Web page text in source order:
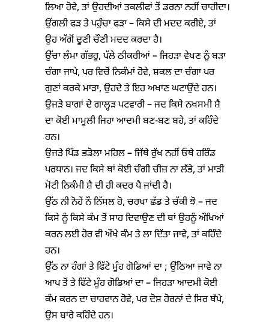
ਲਿਆ ਹੋਵੇ, ਤਾਂ ਉਹਦੀਆਂ ਤਕਲੀਫਾਂ ਤੋਂ ਡਰਨਾ ਨਹੀਂ ਚਾਹੀਦਾ।
ਉਂਗਲੀ ਫੜ ਤੇ ਪਹੁੰਚਾ ਫੜਾ – ਕਿਸੇ ਦੀ ਮਦਦ ਕਰੀਏ, ਤਾਂ
ਉਹ ਅੱਗੋਂ ਦੂਣੀ ਚੌਣੀ ਮਦਦ ਕਰਦਾ ਹੈ।
ਉੱਚਾ ਲੰਮਾ ਗੱਭਰੂ, ਪੱਲੇ ਠੀਕਰੀਆਂ – ਜਿਹੜਾ ਵੇਖਣ ਨੂੰ ਬੜਾ
ਚੰਗਾ ਜਾਪੇ, ਪਰ ਵਿਚੋਂ ਨਿਕੰਮਾਂ ਹੋਵੇ, ਸ਼ਕਲ ਦਾ ਚੰਗਾ ਪਰ
ਗੁਣਾਂ ਕਰਕੇ ਮਾੜਾ, ਉਹਦੇ ਤੇ ਇਹ ਅਖਾਣ ਘਟਾਉਂਦੇ ਹਨ।
ਉਜੜੇ ਬਾਗਾਂ ਦੇ ਗਾਲ੍ਹੜ ਪਟਵਾਰੀ – ਜਦ ਕਿਸੇ ਨਖਸਮੀ ਸ਼ੈ
ਦਾ ਕੋਈ ਮਾਮੂਲੀ ਜਿਹਾ ਆਦਮੀ ਬਣ-ਬਣ ਬਹੇ, ਤਾਂ ਕਹਿੰਦੇ
ਹਨ।
ਉਜੜੇ ਪਿੰਡ ਭਡੋਲਾ ਮਹਿਲ – ਜਿੱਥੇ ਰੁੱਖ ਨਹੀਂ ਓਥੇ ਹਰਿੰਡ
ਪਰਧਾਨ। ਜਦ ਕਿਸੇ ਥਾਂ ਕੋਈ ਚੰਗੀ ਚੀਜ਼ ਨਾ ਲੱਭੇ, ਤਾਂ ਮਾੜੀ
ਮੋਟੀ ਨਿਕੰਮੀ ਸ਼ੈ ਦੀ ਹੀ ਕਦਰ ਪੈ ਜਾਂਦੀ ਹੈ।
ਉੱਠ ਨੀ ਨੋਹੇਂ ਨੌ ਨਿੱਸਲ ਹੋ, ਚਰਖਾ ਛੱਡ ਤੇ ਚੱਕੀ ਝੋ – ਜਦ
ਕਿਸੇ ਨੂੰ ਕਿਸੇ ਕੰਮ ਤੋਂ ਸਾਹ ਦਿਵਾਉਣ ਦੀ ਥਾਂ ਉਹਨੂੰ ਔਖਿਆਂ
ਕਰਨ ਲਈ ਹੋਰ ਵੀ ਔਖੇ ਕੰਮ ਤੇ ਲਾ ਦਿੱਤਾ ਜਾਵੇ, ਤਾਂ ਕਹਿੰਦੇ
ਹਨ।
ਉੱਠ ਨਾ ਹੰਗਾਂ ਤੇ ਫਿੱਟੇ ਮੂੰਹ ਗੋਡਿਆਂ ਦਾ ; ਉੱਠਿਆ ਜਾਵੇ ਨਾ
ਆਪ ਤੋਂ ਤੇ ਫਿੱਟੇ ਮੂੰਹ ਗੋਡਿਆਂ ਦਾ – ਜਿਹੜਾ ਆਦਮੀ ਕੋਈ
ਕੰਮ ਕਰਨ ਦਾ ਚਾਹਵਾਨ ਹੋਵੇ, ਪਰ ਦੋਸ਼ ਹੋਰਨਾਂ ਦੇ ਸਿਰ ਥੱਪੇ,
ਉਸ ਬਾਰੇ ਕਹਿੰਦੇ ਹਨ।